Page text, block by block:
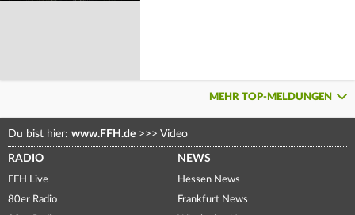
MEHR TOP-MELDUNGEN
Du bist hier: www.FFH.de >>> Video
RADIO
FFH Live
80er Radio
NEWS
Hessen News
Frankfurt News